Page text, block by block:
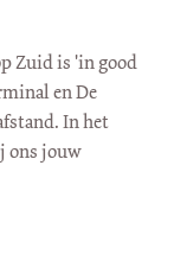
Zuid is 'in good
en De
In het
ons jouw